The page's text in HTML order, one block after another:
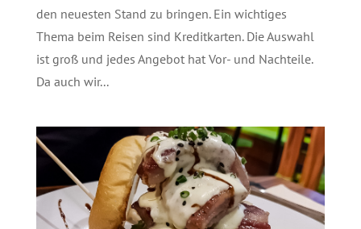
den neuesten Stand zu bringen. Ein wichtiges
Thema beim Reisen sind Kreditkarten. Die Auswahl
ist groß und jedes Angebot hat Vor- und Nachteile.
Da auch wir...